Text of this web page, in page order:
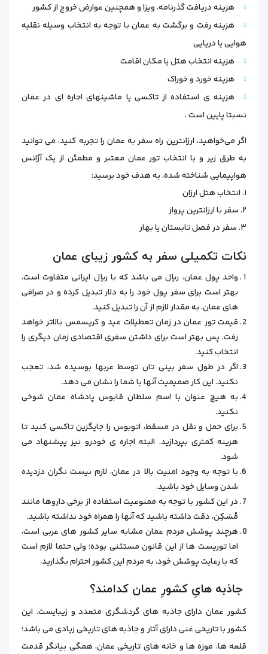
هزینه دریافت گذرنامه، ویزا و همچنین عوارض خروج از کشور
هزینه رفت‌ و برگشت به عمان با توجه‌ به انتخاب وسیله نقلیه
هوایی یا دریایی
هزینه انتخاب هتل یا مکان اقامت
هزینه خورد و خوراک
هزینه ی استفاده از تاکسی یا ماشینهای اجاره‌ ای در عمان
نسبتا پایین است .
اگر می‌خواهید، ارزانترین راه سفر به عمان را تجربه کنید، می‌ توانید
به طرق زیر و با انتخاب تور عمان معتبر و مطمئن از یک آژانس
هواپیمایی شناخته شده، به هدف خود برسید:
۱. انتخاب هتل ارزان
۲. سفر با ارزانترین پرواز
۳. سفر در فصل تابستان یا بهار
نکات تکمیلی سفر به کشور زیبای عمان
واحد پول عمان، ریال می‌ باشد که با ریال ایرانی متفاوت است.
بهتر است برای سفر پول خود را به دلار تبدیل کرده و در صرافی‌
های عمان، به مقدار لازم از آن را تبدیل کنید.
قیمت تور عمان در زمان تعطیلات عید و کریسمس بالاتر خواهد
رفت. پس بهتر است برای داشتن سفری اقتصادی زمان دیگری را
انتخاب کنید.
اگر در طول سفر بینی تان توسط عربها بوسیده شد، تعجب
نکنید. این کار صمیمیت آنها با شما را نشان می‌ دهد.
به هیچ عنوان با اسم سلطان قابوس پادشاه عمان شوخی
نکنید.
برای حمل و نقل در مسقط، اتوبوس را جایگزین تاکسی کنید تا
هزینه کمتری بپردازید. البته اجاره ی خودرو نیز پیشنهاد می
شود.
با توجه‌ به وجود امنیت بالا در عمان، لازم نیست نگران دزدیده‌
شدن وسایل خود باشید.
در این کشور با توجه‌ به ممنوعیت استفاده از برخی داروها مانند
مُسَکِن، دقت داشته باشید که آنها را همراه خود نداشته باشید.
هرچند پوشش مردم عمان مشابه سایر کشور های عربی است،
اما توریست‌ ها از این قانون مستثنی بوده؛ ولی حتما لازم است
که با رعایت پوشش خود، به مردم این کشور احترام بگذارید.
جاذبه هایِ کشورِ عمان کدامند؟
کشور عمان دارای جاذبه‌ های گردشگری متعدد و زیبایست. این
کشور با تاریخی غنی دارای آثار و جاذبه های تاریخی زیادی می باشد؛
قلعه ها، موزه ها و خانه های تاریخی عمان، همگی بیانگر قدمت